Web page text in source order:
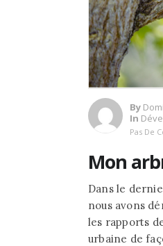
By
In
Pas De
Mon
Dans le
nous avons
les rapports
urbaine de